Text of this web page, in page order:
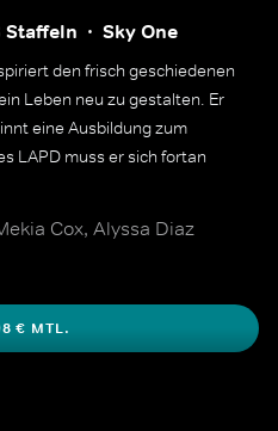
Staffeln Sky One
den frisch geschiedenen
Leben neu zu gestalten. Er
eine Ausbildung zum
LAPD muss er sich fortan
Cox, Alyssa Diaz
€ MTL.